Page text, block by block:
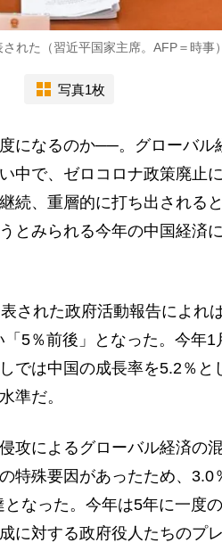
れた（習近平国家主席。AFP＝時事）
写真1枚
になるのか──。グローバル
中で、ゼロコロナ政策廃止
続、重層的に打ち出される
とみられる今年の中国経済
された政府活動報告によれ
5％前後」となった。今年1
では中国の成長率を5.2％と
準だ。
攻によるグローバル経済の
特殊要因があったため、3.0
なった。今年は5年に一度
に対する政府役人たちのプ